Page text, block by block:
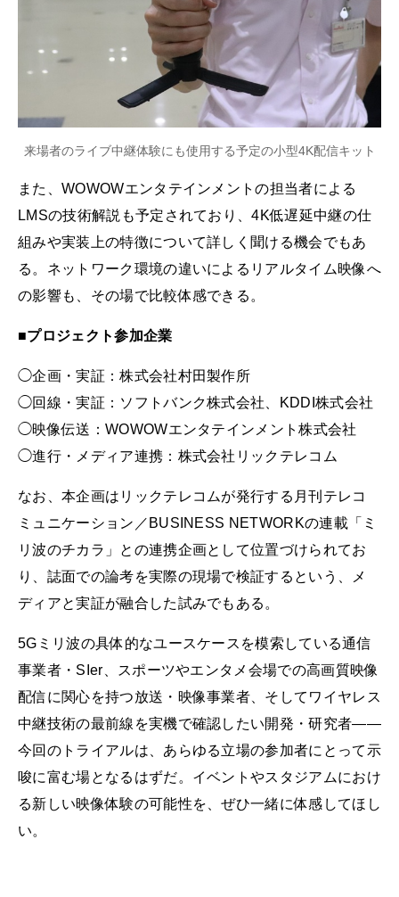
来場者のライブ中継体験にも使用する予定の小型4K配信キット
また、WOWOWエンタテインメントの担当者による
LMSの技術解説も予定されており、4K低遅延中継の仕
組みや実装上の特徴について詳しく聞ける機会でもあ
る。ネットワーク環境の違いによるリアルタイム映像へ
の影響も、その場で比較体感できる。
■プロジェクト参加企業
◯企画・実証：株式会社村田製作所
◯回線・実証：ソフトバンク株式会社、KDDI株式会社
◯映像伝送：WOWOWエンタテインメント株式会社
◯進行・メディア連携：株式会社リックテレコム
なお、本企画はリックテレコムが発行する月刊テレコ
ミュニケーション／BUSINESS NETWORKの連載「ミ
リ波のチカラ」との連携企画として位置づけられてお
り、誌面での論考を実際の現場で検証するという、メ
ディアと実証が融合した試みでもある。
5Gミリ波の具体的なユースケースを模索している通信
事業者・SIer、スポーツやエンタメ会場での高画質映像
配信に関心を持つ放送・映像事業者、そしてワイヤレス
中継技術の最前線を実機で確認したい開発・研究者――
今回のトライアルは、あらゆる立場の参加者にとって示
唆に富む場となるはずだ。イベントやスタジアムにおけ
る新しい映像体験の可能性を、ぜひ一緒に体感してほし
い。